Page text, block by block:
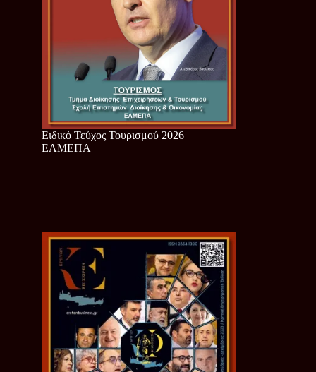
Ειδικό Τεύχος Τουρισμού 2026 |
ΕΛΜΕΠΑ